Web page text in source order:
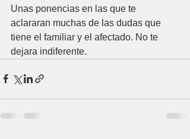
Unas ponencias en las que te
aclararan muchas de las dudas que
tiene el familiar y el afectado. No te
dejara indiferente.